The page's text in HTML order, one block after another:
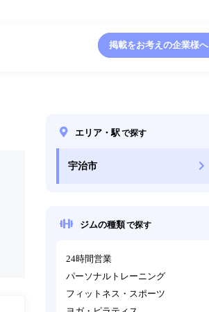
掲載をお考えの企業様へ
エリア・駅で探す
宇治市
ジムの種類で探す
24時間営業
パーソナルトレーニング
フィットネス・スポーツ